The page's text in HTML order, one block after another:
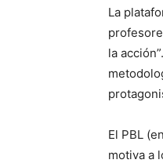
La
la acción”.
El PBL
motiva a